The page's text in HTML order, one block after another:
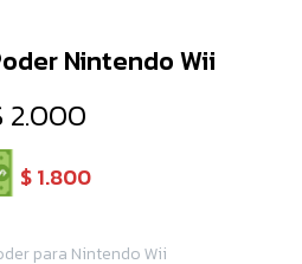
Nintendo Wii
2.000
$1.800
para Nintendo Wii